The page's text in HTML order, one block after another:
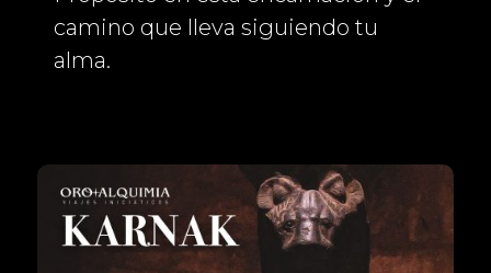
camino que lleva siguiendo tu
alma.